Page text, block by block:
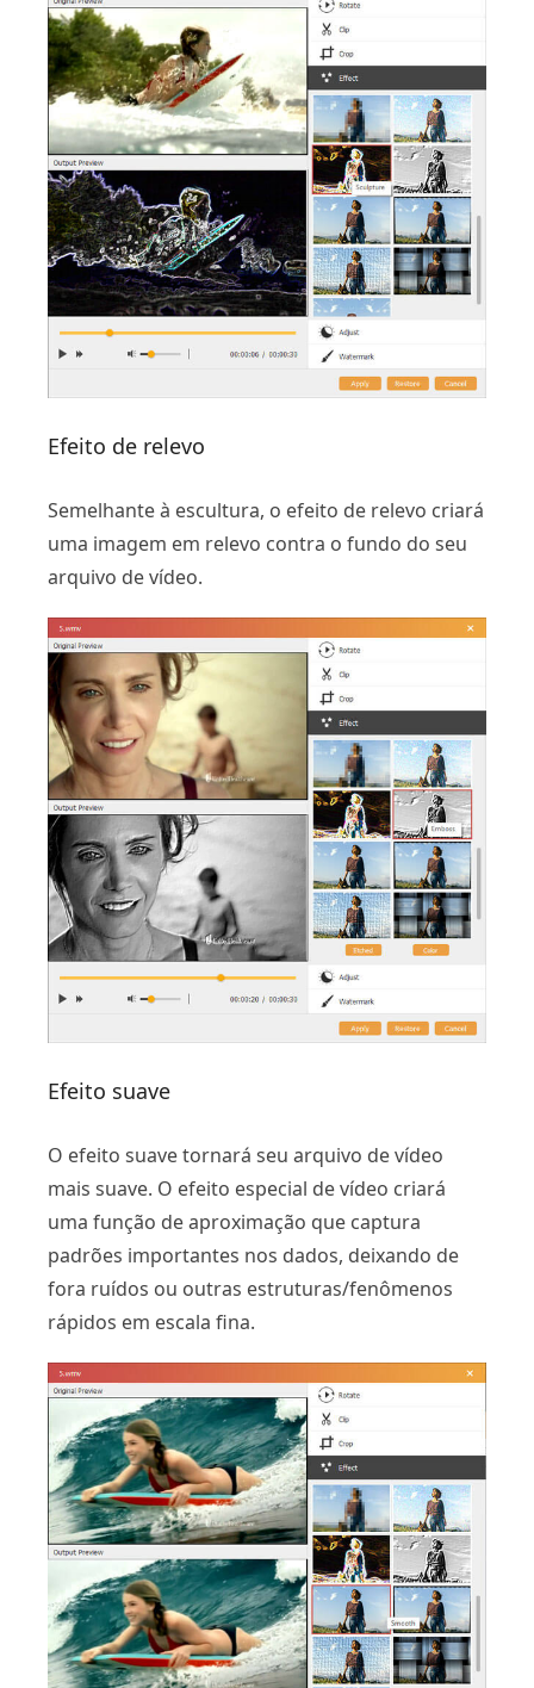
Efeito de relevo
Semelhante à escultura, o efeito de relevo criará
uma imagem em relevo contra o fundo do seu
arquivo de vídeo.
Efeito suave
O efeito suave tornará seu arquivo de vídeo
mais suave. O efeito especial de vídeo criará
uma função de aproximação que captura
padrões importantes nos dados, deixando de
fora ruídos ou outras estruturas/fenômenos
rápidos em escala fina.